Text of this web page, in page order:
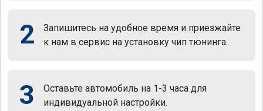
2
Запишитесь на удобное время и приезжайте
к нам в сервис на установку чип тюнинга.
3
Оставьте автомобиль на 1-3 часа для
индивидуальной настройки.